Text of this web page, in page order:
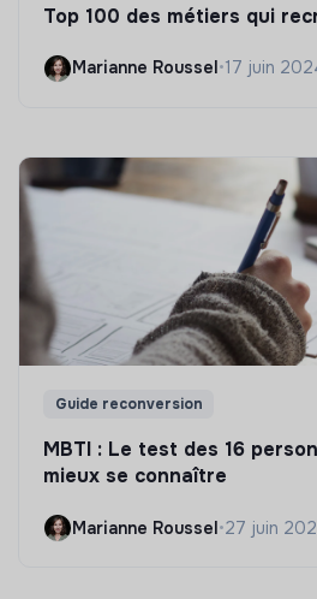
Top 100 des métiers qui
Marianne Roussel•17 juin
Guide reconversion
MBTI : Le test des 16
mieux se connaître
Marianne Roussel•27 juin